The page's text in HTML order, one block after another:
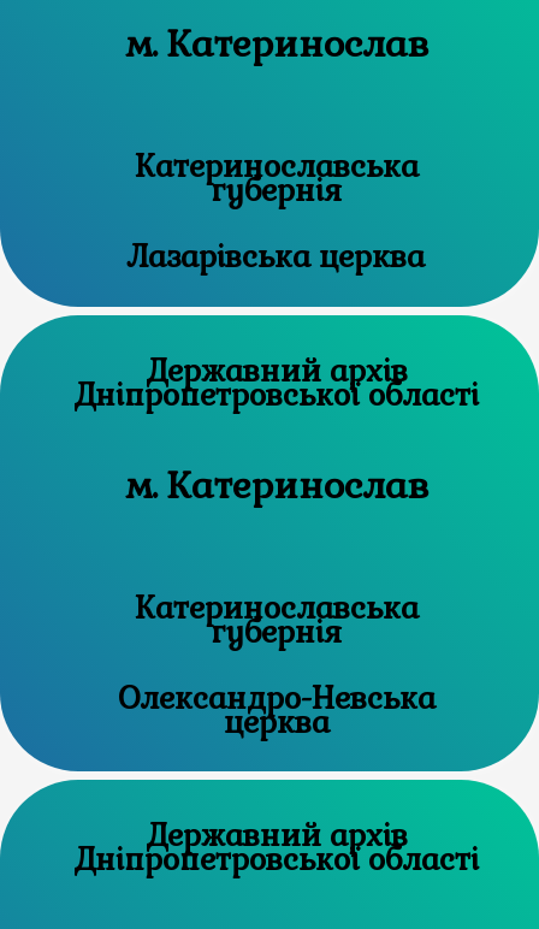
м. Катеринослав
Катеринославська
губернія
Лазарівська церква
Державний архів
Дніпропетровської області
м. Катеринослав
Катеринославська
губернія
Олександро-Невська
церква
Державний архів
Дніпропетровської області